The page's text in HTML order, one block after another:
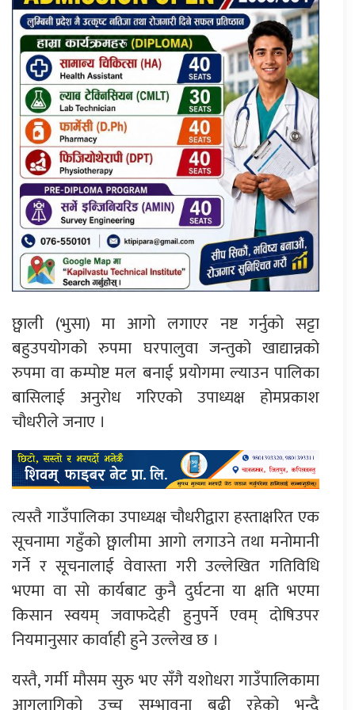
छ्वाली (भुसा) मा आगो लगाएर नष्ट गर्नुको सट्टा
बहुउपयोगको रुपमा घरपालुवा जन्तुको खाद्यान्नको
रुपमा वा कम्पोष्ट मल बनाई प्रयोगमा ल्याउन पालिका
बासिलाई अनुरोध गरिएको उपाध्यक्ष होमप्रकाश
चौधरीले जनाए ।
त्यस्तै गाउँपालिका उपाध्यक्ष चौधरीद्वारा हस्ताक्षरित एक
सूचनामा गहुँको छ्वालीमा आगो लगाउने तथा मनोमानी
गर्ने र सूचनालाई वेवास्ता गरी उल्लेखित गतिविधि
भएमा वा सो कार्यबाट कुनै दुर्घटना या क्षति भएमा
किसान स्वयम् जवाफदेही हुनुपर्ने एवम् दोषिउपर
नियमानुसार कार्वाही हुने उल्लेख छ ।
यस्तै, गर्मी मौसम सुरु भए सँगै यशोधरा गाउँपालिकामा